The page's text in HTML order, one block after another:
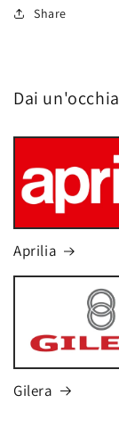
Share
Dai
Aprilia
Gilera